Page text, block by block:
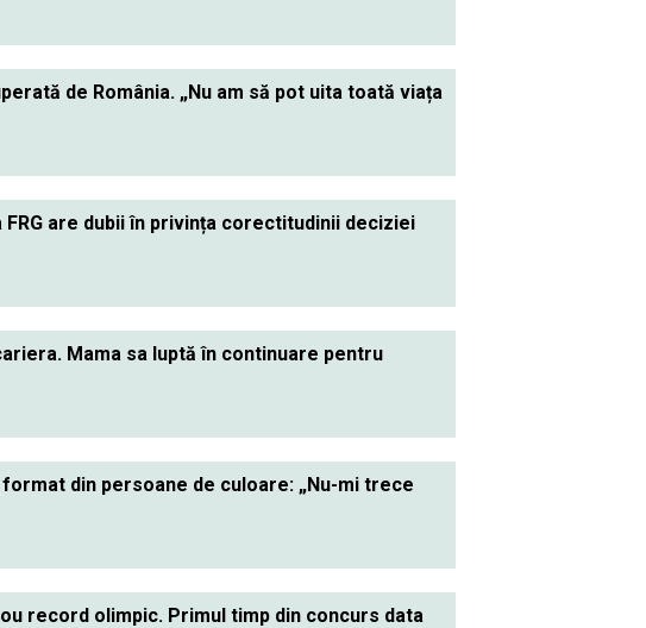
de România. „Nu am să pot uita toată viața
are dubii în privința corectitudinii deciziei
Mama sa luptă în continuare pentru
din persoane de culoare: „Nu-mi trece
record olimpic. Primul timp din concurs data